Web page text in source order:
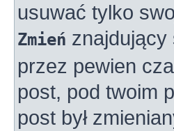
usuwać tylko
Zmień
przez pewien
post, pod twoim
post był